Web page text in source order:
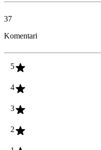
37
Komentari
5
4
3
2